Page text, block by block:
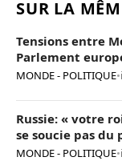
SUR LA
Tensions entre
Parlement
MONDE - POLITIQUE•
Russie: « votre
se soucie pas
Poutine
MONDE - POLITIQUE•